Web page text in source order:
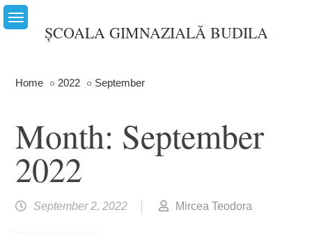
Skip
ȘCOALA GIMNAZIALĂ BUDILA
Home 2022 September
Month: September
2022
September 2, 2022 Mircea Teodora